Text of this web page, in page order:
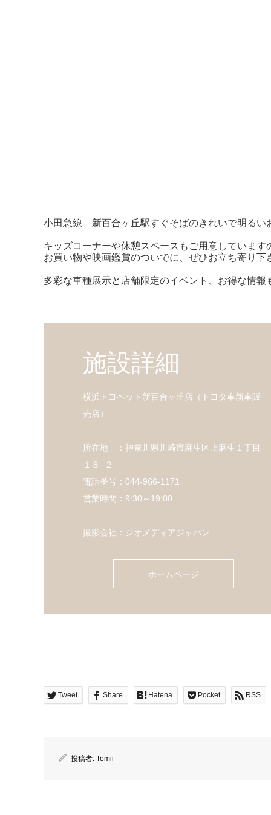
小田急線 新百合ヶ丘駅すぐそばのきれいで明るい
キッズコーナーや休憩スペースもご用意しています
お買い物や映画鑑賞のついでに、ぜひお立ち寄り下
多彩な車種展示と店舗限定のイベント、お得な情報
施設詳細
横浜トヨペット新百合ヶ丘店（トヨタ車新車販
売店）
所在地 ：神奈川県川崎市麻生区上麻生１丁目
１８−２
電話番号：044-966-1171
営業時間：9:30～19:00
撮影会社：ジオメディアジャパン
ホームページ
Tweet Share Hatena Pocket RSS
投稿者: Tomii